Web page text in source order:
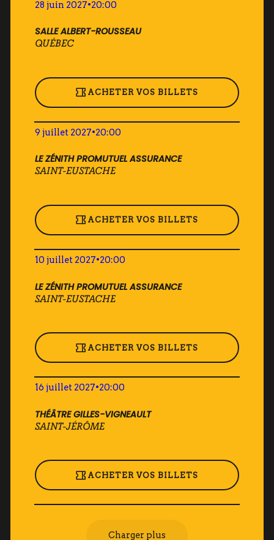
28 juin 2027•20:00
SALLE ALBERT-ROUSSEAU
QUÉBEC
ACHETER VOS BILLETS
9 juillet 2027•20:00
LE ZÉNITH PROMUTUEL ASSURANCE
SAINT-EUSTACHE
ACHETER VOS BILLETS
10 juillet 2027•20:00
LE ZÉNITH PROMUTUEL ASSURANCE
SAINT-EUSTACHE
ACHETER VOS BILLETS
16 juillet 2027•20:00
THÉÂTRE GILLES-VIGNEAULT
SAINT-JÉRÔME
ACHETER VOS BILLETS
Charger plus